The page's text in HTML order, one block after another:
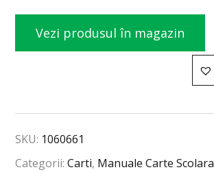
Vezi produsul în magazin
SKU: 1060661
Categorii:Carti, Manuale Carte Scolara